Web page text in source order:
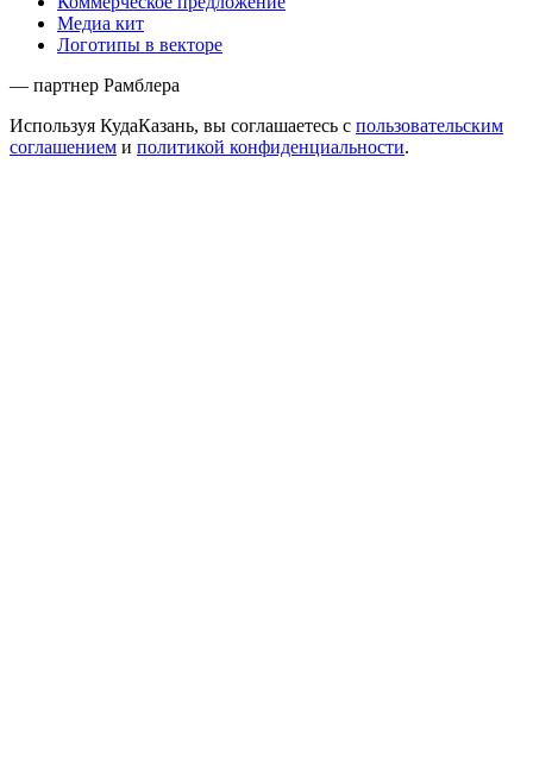
Медиа кит
Логотипы в векторе
— партнер Рамблера
Используя КудаКазань, вы соглашаетесь с пользовательским
соглашением и политикой конфиденциальности.